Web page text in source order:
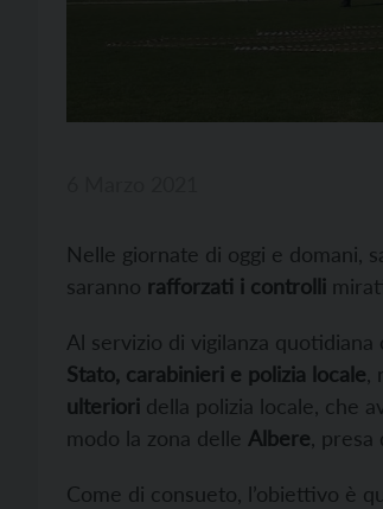
Nelle giornate di oggi e domani,
saranno rafforzati i controlli
Al servizio di vigilanza
Stato, carabinieri e polizia locale,
ulteriori della polizia locale, che
modo la zona delle Albere, presa
Come di consueto, l’obiettivo è